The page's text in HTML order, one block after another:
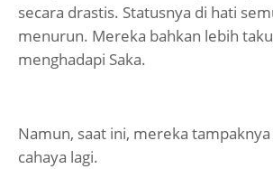
secara drastis. Statusnya di hati
menurun. Mereka bahkan lebih
menghadapi Saka.
Namun, saat ini, mereka
cahaya lagi.